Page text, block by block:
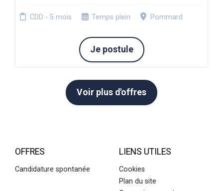
CDD - 5 mois Temps plein Pommard
Je postule
Voir plus d'offres
OFFRES
Candidature spontanée
LIENS UTILES
Cookies
Plan du site